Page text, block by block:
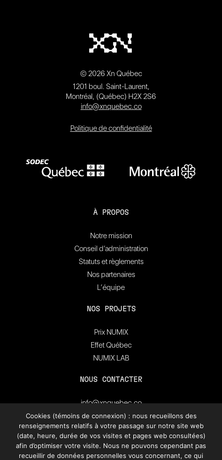
© 2026 Xn Québec
1201 boul. Saint-Laurent,
Montréal, (Québec) H2X 2S6
info@xnquebec.co
Politique de confidentialité
À PROPOS
Notre mission
Conseil d’administration
Statuts et règlements
Nos partenaires
L’équipe
NOS PROJETS
Prix NUMIX
Effet Québec
NUMIX LAB
NOUS CONTACTER
info@xnquebec.co
Salle de presse
FAQ
Inscrivez-vous à
Cookies (témoins de connexion) : nous recueillons des
renseignements relatifs à votre passage sur notre site web
(date, heure, durée de vos visites et pages web consultées)
afin d’optimiser votre visite. Nous ne pouvons cependant pas
recueillir de données personnelles vous concernant, ce qui